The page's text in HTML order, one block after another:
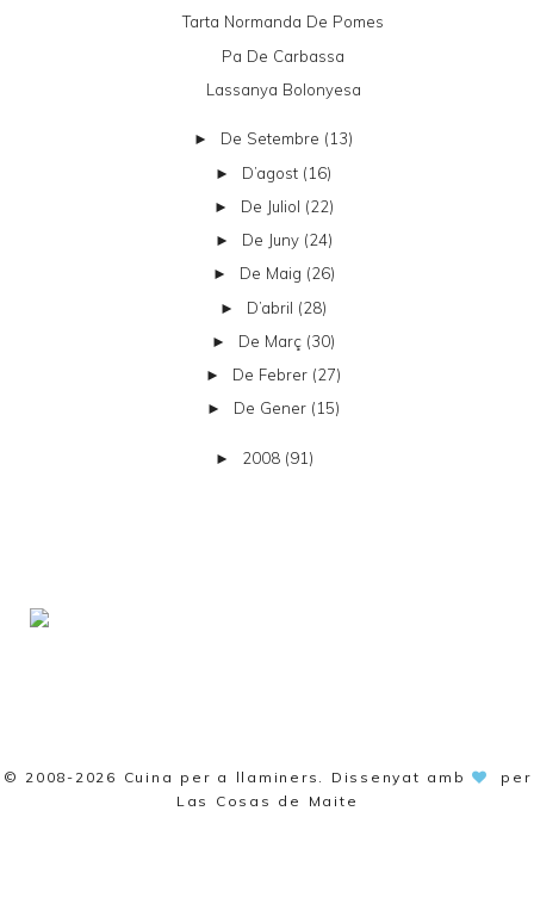
Tarta Normanda De Pomes
Pa De Carbassa
Lassanya Bolonyesa
► De Setembre (13)
► D’agost (16)
► De Juliol (22)
► De Juny (24)
► De Maig (26)
► D’abril (28)
► De Març (30)
► De Febrer (27)
► De Gener (15)
► 2008 (91)
© 2008-2026 Cuina per a llaminers . Dissenyat amb
per
Las Cosas de Maite